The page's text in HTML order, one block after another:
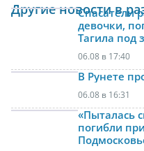
Другие новости в
Спасатели
девочки,
Тагила под
06.08 в 17:40
В Рунете
06.08 в 16:31
«Пыталась
погибли